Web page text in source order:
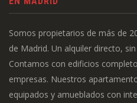
Somos propietarios de más de
de Madrid. Un alquiler directo,
Contamos con edificios
empresas. Nuestros
equipados y amueblados con